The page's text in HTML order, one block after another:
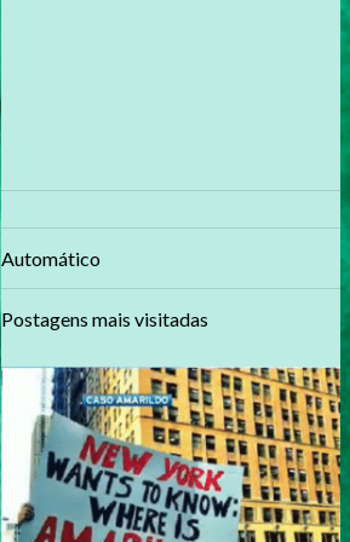
Automático
Postagens mais visitadas